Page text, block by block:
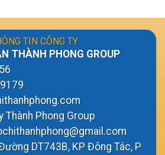
TIN CÔNG TY
THÀNH PHONG GROUP
Thành Phong Group
DT743B, KP Đông Tác, P